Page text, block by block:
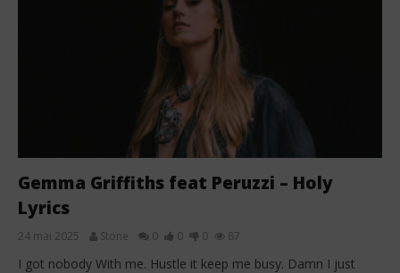
Gemma Griffiths feat Peruzzi – Holy
Lyrics
24 mai 2025 Stone 0 0 0 87
I got nobody With me. Hustle it keep me busy. Damn I just